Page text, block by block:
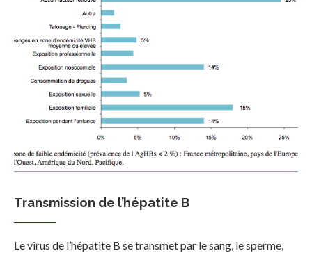
Transmission de l’hépatite B
Le virus de l’hépatite B se transmet par le sang, le sperme,